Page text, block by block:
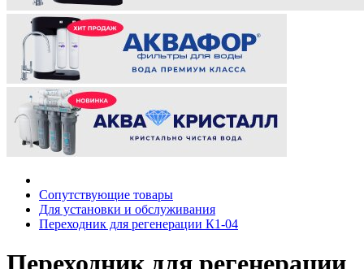
Сопутствующие товары
Для установки и обслуживания
Переходник для регенерации К1-04